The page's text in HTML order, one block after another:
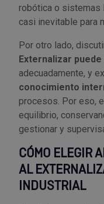
robótica o sistemas
casi inevitable para
Por otro lado,
Externalizar
adecuadamente, y
conocimiento
procesos. Por eso,
equilibrio,
gestionar y
CÓMO ELEGIR
AL
INDUSTRIAL